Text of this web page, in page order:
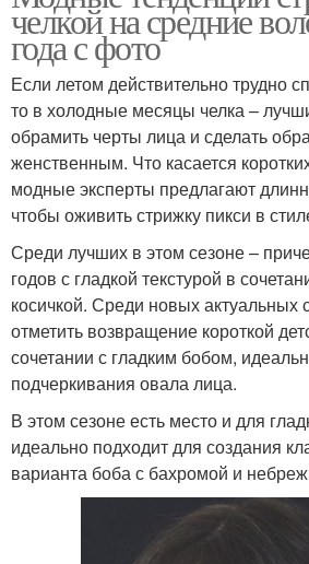
челкой на средние
года с фото
Если летом действительно трудно
то в холодные месяцы челка –
обрамить черты лица и сделать
женственным. Что касается
модные эксперты предлагают
чтобы оживить стрижку пикси в
Среди лучших в этом сезоне –
годов с гладкой текстурой в
косичкой. Среди новых актуальных
отметить возвращение короткой
сочетании с гладким бобом,
подчеркивания овала лица.
В этом сезоне есть место и для
идеально подходит для создания
варианта боба с бахромой и